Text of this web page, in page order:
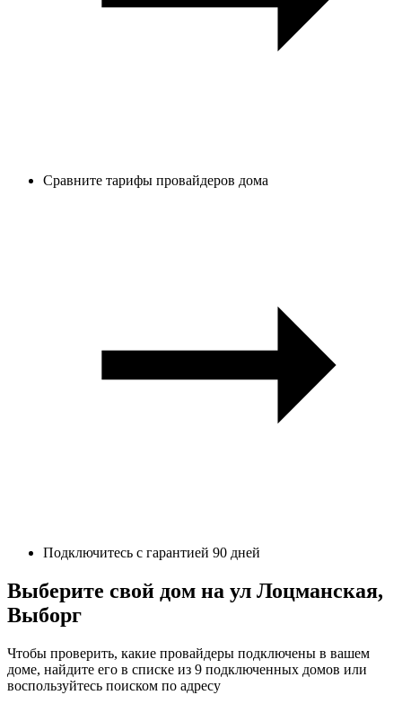
Сравните тарифы провайдеров дома
Подключитесь с гарантией 90 дней
Выберите свой дом на ул Лоцманская,
Выборг
Чтобы проверить, какие провайдеры подключены в вашем
доме, найдите его в списке из 9 подключенных домов или
воспользуйтесь поиском по адресу